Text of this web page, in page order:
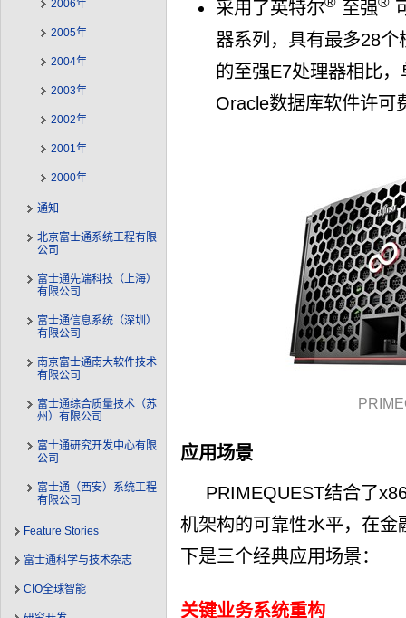
2006年
2005年
2004年
2003年
2002年
2001年
2000年
通知
北京富士通系统工程有限
公司
富士通先端科技（上海）
有限公司
富士通信息系统（深圳）
有限公司
南京富士通南大软件技术
有限公司
富士通综合质量技术（苏
州）有限公司
富士通研究开发中心有限
公司
富士通（西安）系统工程
有限公司
Feature Stories
富士通科学与技术杂志
CIO全球智能
采用了英特尔 至强
器系列，具有最多28
的至强E7处理器相比
Oracle数据库软件许可
应用场景
PRIMEQUEST结合了
机架构的可靠性水平，在
下是三个经典应用场景：
关键业务系统重构